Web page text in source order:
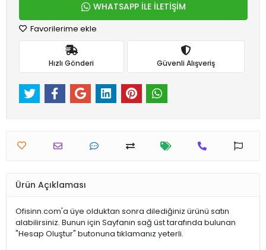
WHATSAPP İLE İLETİŞİM
Favorilerime ekle
Hızlı Gönderi Güvenli Alışveriş
Ürün Açıklaması
Ofisinn.com'a üye olduktan sonra dilediğiniz ürünü satın
alabilirsiniz. Bunun için Sayfanın sağ üst tarafında bulunan
"Hesap Oluştur" butonuna tıklamanız yeterli.